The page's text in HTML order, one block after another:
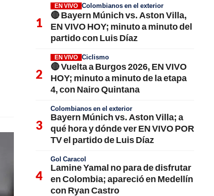
EN VIVO Colombianos en el exterior
🔴 Bayern Múnich vs. Aston Villa,
EN VIVO HOY; minuto a minuto del
partido con Luis Díaz
EN VIVO Ciclismo
🔴 Vuelta a Burgos 2026, EN VIVO
HOY; minuto a minuto de la etapa
4, con Nairo Quintana
Colombianos en el exterior
Bayern Múnich vs. Aston Villa; a
qué hora y dónde ver EN VIVO POR
TV el partido de Luis Díaz
Gol Caracol
Lamine Yamal no para de disfrutar
en Colombia; apareció en Medellín
con Ryan Castro